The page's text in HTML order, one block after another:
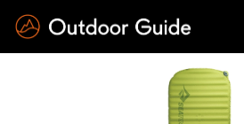
Drücken Sie die Eingabetaste